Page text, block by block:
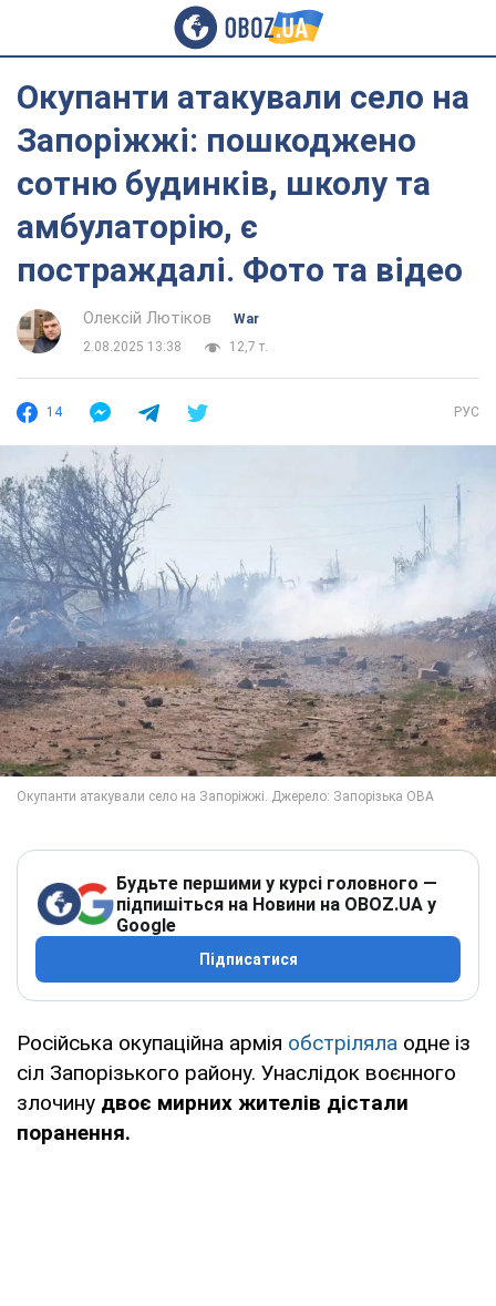
Окупанти атакували село на
Запоріжжі: пошкоджено
сотню будинків, школу та
амбулаторію, є
постраждалі. Фото та відео
Олексій Лютіков
War
2.08.2025 13:38
12,7 т.
14 РУС
Будьте першими у курсі головного —
підпишіться на Новини на OBOZ.UA у
Google
Підписатися
Російська окупаційна армія обстріляла одне із
сіл Запорізького району. Унаслідок воєнного
злочину двоє мирних жителів дістали
поранення.